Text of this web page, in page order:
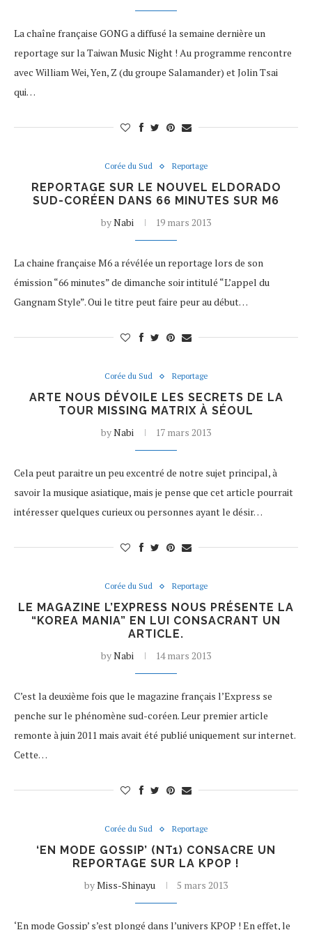
La chaîne française GONG a diffusé la semaine dernière un
reportage sur la Taiwan Music Night ! Au programme rencontre
avec William Wei, Yen, Z (du groupe Salamander) et Jolin Tsai
qui…
Corée du Sud Reportage
REPORTAGE SUR LE NOUVEL ELDORADO
SUD-CORÉEN DANS 66 MINUTES SUR M6
byNabi 19 mars 2013
La chaine française M6 a révélée un reportage lors de son
émission “66 minutes” de dimanche soir intitulé “L’appel du
Gangnam Style”. Oui le titre peut faire peur au début…
Corée du Sud Reportage
ARTE NOUS DÉVOILE LES SECRETS DE LA
TOUR MISSING MATRIX À SÉOUL
byNabi 17 mars 2013
Cela peut paraitre un peu excentré de notre sujet principal, à
savoir la musique asiatique, mais je pense que cet article pourrait
intéresser quelques curieux ou personnes ayant le désir…
Corée du Sud Reportage
LE MAGAZINE L’EXPRESS NOUS PRÉSENTE LA
“KOREA MANIA” EN LUI CONSACRANT UN
ARTICLE.
byNabi 14 mars 2013
C’est la deuxième fois que le magazine français l’Express se
penche sur le phénomène sud-coréen. Leur premier article
remonte à juin 2011 mais avait été publié uniquement sur internet.
Cette…
Corée du Sud Reportage
‘EN MODE GOSSIP’ (NT1) CONSACRE UN
REPORTAGE SUR LA KPOP !
byMiss-Shinayu 5 mars 2013
‘En mode Gossip’ s’est plongé dans l’univers KPOP ! En effet, le